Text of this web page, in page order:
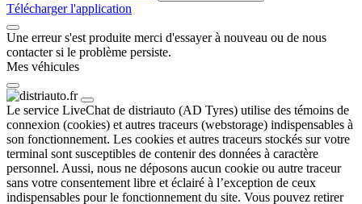
Télécharger l'application
Une erreur s'est produite merci d'essayer à nouveau ou de nous
contacter si le problème persiste.
Mes véhicules
Le service LiveChat de distriauto (AD Tyres) utilise des témoins de
connexion (cookies) et autres traceurs (webstorage) indispensables à
son fonctionnement. Les cookies et autres traceurs stockés sur votre
terminal sont susceptibles de contenir des données à caractère
personnel. Aussi, nous ne déposons aucun cookie ou autre traceur
sans votre consentement libre et éclairé à l’exception de ceux
indispensables pour le fonctionnement du site. Vous pouvez retirer